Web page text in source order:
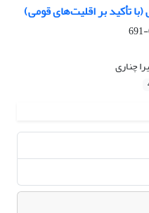
تأکید بر اقلیت‌های قومی)
چناری